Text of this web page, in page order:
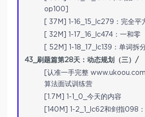
op100]
[ 37M] 1-16_15_lc279：完全平
[ 32M] 1-17_16_lc474：一和零
[ 52M] 1-18_17_lc139：单词拆
43_刷题篇第28天：动态规划（三）/
[认准一手完整
算法面试训练营
[1.7M] 1-1_0_今天的内容
[140M] 1-2_1_lc62和剑指098